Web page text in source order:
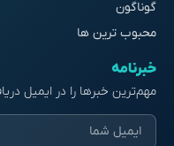
گوناگون
محبوب ترین ها
خبرنامه
مهم‌ترین خبرها را در ایمیل